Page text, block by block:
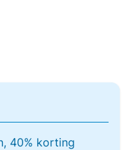
40% korting